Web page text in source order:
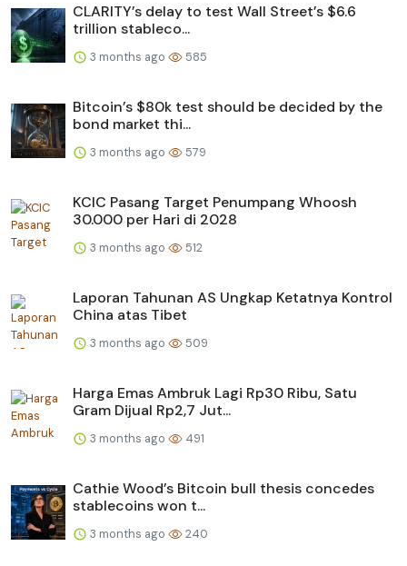
CLARITY’s delay to test Wall Street’s $6.6
trillion stableco...
3 months ago 585
Bitcoin’s $80k test should be decided by the
bond market thi...
3 months ago 579
KCIC Pasang Target Penumpang Whoosh
30.000 per Hari di 2028
3 months ago 512
Laporan Tahunan AS Ungkap Ketatnya Kontrol
China atas Tibet
3 months ago 509
Harga Emas Ambruk Lagi Rp30 Ribu, Satu
Gram Dijual Rp2,7 Jut...
3 months ago 491
Cathie Wood’s Bitcoin bull thesis concedes
stablecoins won t...
3 months ago 240